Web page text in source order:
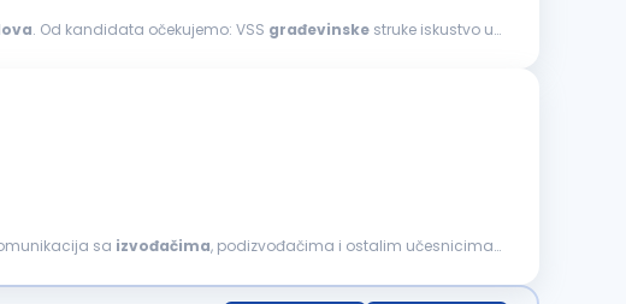
. Od kandidata očekujemo: VSS građevinske struke iskustvo u
sa izvođačima, podizvođačima i ostalim učesnicima